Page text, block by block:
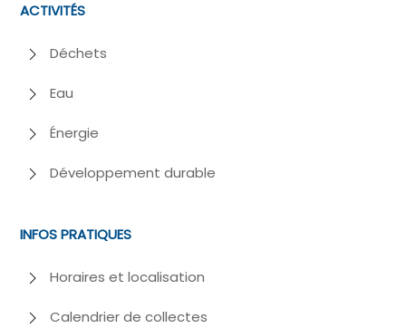
ACTIVITÉS
Déchets
Eau
Énergie
Développement durable
INFOS PRATIQUES
Horaires et localisation
Calendrier de collectes